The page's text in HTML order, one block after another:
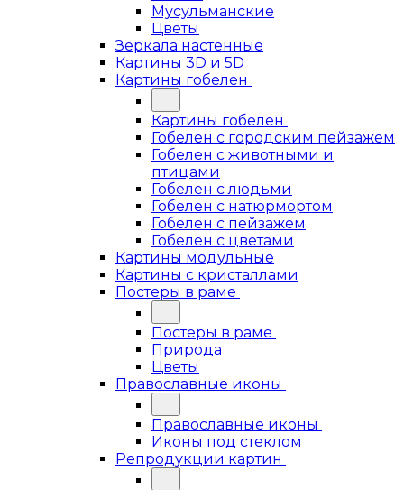
Мусульманские
Цветы
Зеркала настенные
Картины 3D и 5D
Картины гобелен
Картины гобелен
Гобелен с городским пейзажем
Гобелен с животными и
птицами
Гобелен с людьми
Гобелен с натюрмортом
Гобелен с пейзажем
Гобелен с цветами
Картины модульные
Картины с кристаллами
Постеры в раме
Постеры в раме
Природа
Цветы
Православные иконы
Православные иконы
Иконы под стеклом
Репродукции картин